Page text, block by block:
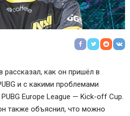
рассказал, как он пришёл в
и с какими проблемами
Europe League — Kick-off Cup.
также объяснил, что можно